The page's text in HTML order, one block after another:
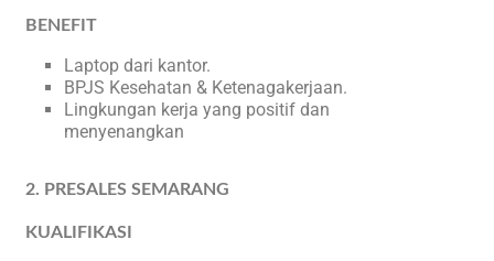
BENEFIT
Laptop dari kantor.
BPJS Kesehatan & Ketenagakerjaan.
Lingkungan kerja yang positif dan
menyenangkan
2. PRESALES SEMARANG
KUALIFIKASI